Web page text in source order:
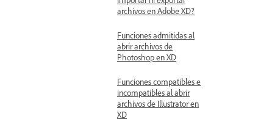
archivos en Adobe XD?
Funciones admitidas al
abrir archivos de
Photoshop en XD
Funciones compatibles e
incompatibles al abrir
archivos de Illustrator en
XD